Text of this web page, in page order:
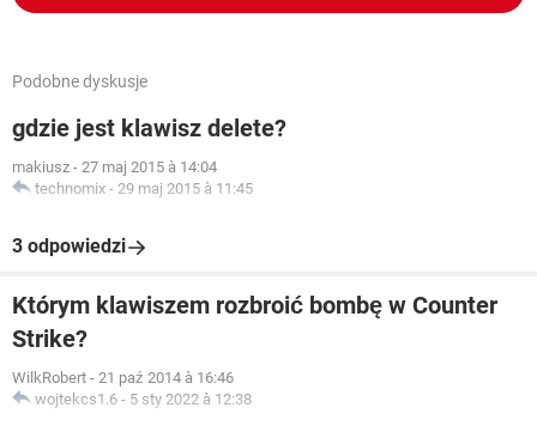
Podobne dyskusje
gdzie jest klawisz delete?
makiusz - 27 maj 2015 à 14:04
technomix - 29 maj 2015 à 11:45
3 odpowiedzi
Którym klawiszem rozbroić bombę w Counter
Strike?
WilkRobert - 21 paź 2014 à 16:46
wojtekcs1.6 - 5 sty 2022 à 12:38